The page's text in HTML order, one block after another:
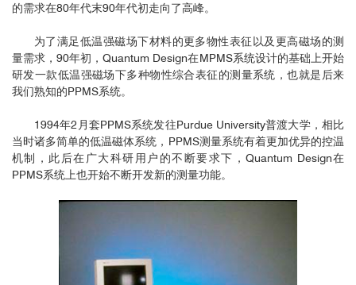
的需求在80年代末90年代初走向了高峰。
为了满足低温强磁场下材料的更多物性表征以及更高磁场的测
量需求，90年初，Quantum Design在MPMS系统设计的基础上开始
研发一款低温强磁场下多种物性综合表征的测量系统，也就是后来
我们熟知的PPMS系统。
1994年2月套PPMS系统发往Purdue University普渡大学，相比
当时诸多简单的低温磁体系统，PPMS测量系统有着更加优异的控温
机制，此后在广大科研用户的不断要求下，Quantum Design在
PPMS系统上也开始不断开发新的测量功能。